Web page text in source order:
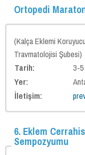
2019 Eklem Cerrahisinde
Sportif Rehabilitasyon 2018
2018 Eklem Cerrahisinde
2017 Kalça Ekleminde
2016 Kalça Artroskopisi Kursu
Ortopedi
(Kalça Eklemi
Travmatolojisi Şubesi)
Tarih:
3-
Yer:
İletişim:
6. Eklem
Sempozyumu